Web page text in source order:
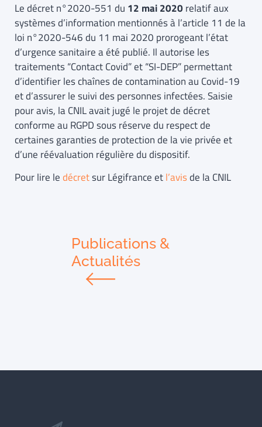
Le décret n°2020-551 du 12 mai 2020 relatif aux
systèmes d’information mentionnés à l’article 11 de la
loi n°2020-546 du 11 mai 2020 prorogeant l’état
d’urgence sanitaire a été publié. Il autorise les
traitements “Contact Covid” et “SI-DEP” permettant
d’identifier les chaînes de contamination au Covid-19
et d’assurer le suivi des personnes infectées. Saisie
pour avis, la CNIL avait jugé le projet de décret
conforme au RGPD sous réserve du respect de
certaines garanties de protection de la vie privée et
d’une réévaluation régulière du dispositif.
Pour lire ledécretsur Légifrance etl’avisde la CNIL
Publications &
Actualités